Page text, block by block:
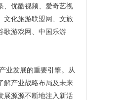
、优酷视频、爱奇艺视
文化旅游联盟网、文旅
歌游戏网、中国乐游
业发展的重要引擎。从
解产业战略布局及未来
展源源不断地注入新活